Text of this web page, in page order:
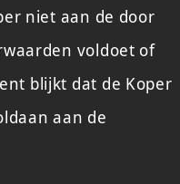
niet aan de door
voldoet of
blijkt dat de Koper
aan de